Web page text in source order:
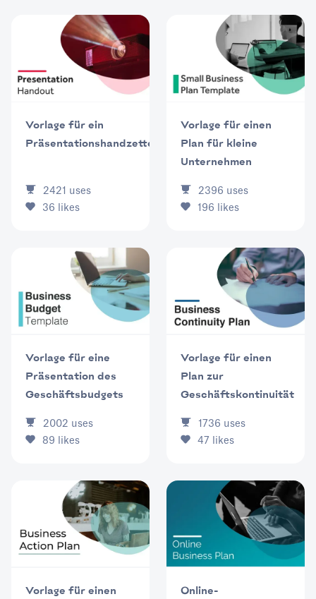
Vorlage für ein
Präsentationshandzettel
2421 uses
36 likes
Vorlage für einen
Plan für kleine
Unternehmen
2396 uses
196 likes
Vorlage für eine
Präsentation des
Geschäftsbudgets
2002 uses
89 likes
Vorlage für einen
Plan zur
Geschäftskontinuität
1736 uses
47 likes
Vorlage für einen Online-